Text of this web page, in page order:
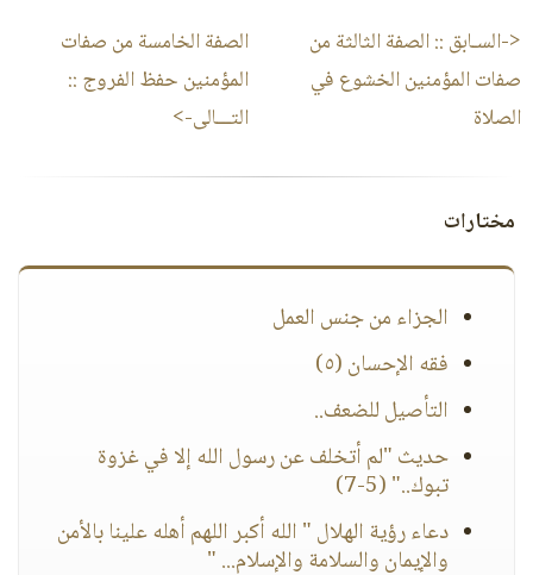
<-السـابق ::الصفة الثالثة من
صفات المؤمنين الخشوع في
الصلاة
الصفة الخامسة من صفات
المؤمنين حفظ الفروج ::
التـــالى->
مختارات
الجزاء من جنس العمل
فقه الإحسان (٥)
التأصيل للضعف..
حديث "لم أتخلف عن رسول الله إلا في غزوة
تبوك.." (5-7)
دعاء رؤية الهلال " الله أكبر اللهم أهله علينا بالأمن
والإيمان والسلامة والإسلام... "